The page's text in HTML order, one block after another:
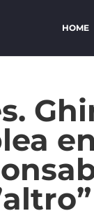
HOME